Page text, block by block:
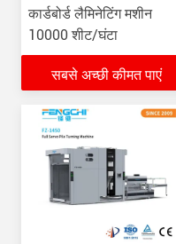
कार्डबोर्ड लैमिनेटिंग मशीन
10000 शीट/घंटा
सबसे अच्छी कीमत पाएं